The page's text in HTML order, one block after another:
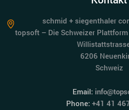
schmid + siegenthaler
topsoft – Die Schweizer
6206
Schweiz
Email:
Phone: +41 41